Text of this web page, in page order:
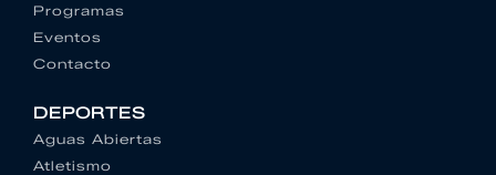
Programas
Eventos
Contacto
DEPORTES
Aguas Abiertas
Atletismo